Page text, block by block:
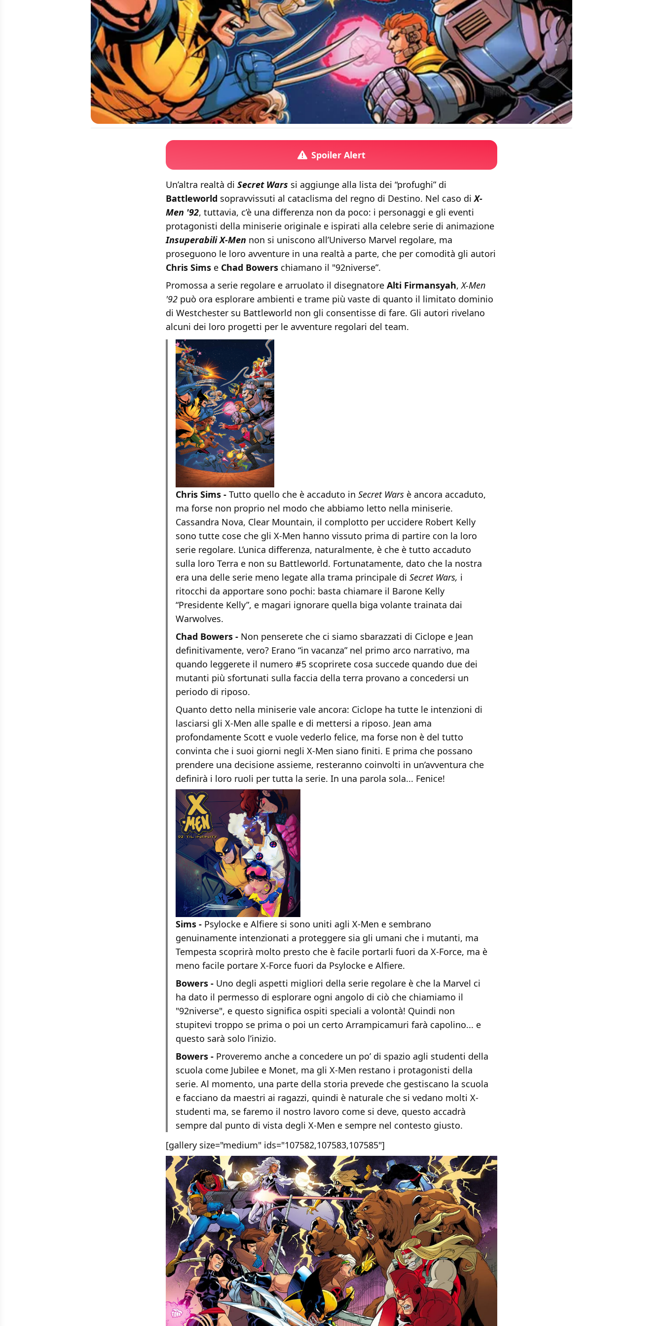
Spoiler Alert
Un’altra realtà di Secret Wars si aggiunge alla lista dei “profughi” di
Battleworld sopravvissuti al cataclisma del regno di Destino. Nel caso diX-
Men '92, tuttavia, c’è una differenza non da poco: i personaggi e gli eventi
protagonisti della miniserie originale e ispirati alla celebre serie di animazione
Insuperabili X-Men non si uniscono all’Universo Marvel regolare, ma
proseguono le loro avventure in una realtà a parte, che per comodità gli autori
Chris Sims e Chad Bowers chiamano il "92niverse”.
Promossa a serie regolare e arruolato il disegnatore Alti Firmansyah,X-Men
'92 può ora esplorare ambienti e trame più vaste di quanto il limitato dominio
di Westchester su Battleworld non gli consentisse di fare. Gli autori rivelano
alcuni dei loro progetti per le avventure regolari del team.
Chris Sims - Tutto quello che è accaduto in Secret Wars è ancora accaduto,
ma forse non proprio nel modo che abbiamo letto nella miniserie.
Cassandra Nova, Clear Mountain, il complotto per uccidere Robert Kelly
sono tutte cose che gli X-Men hanno vissuto prima di partire con la loro
serie regolare. L’unica differenza, naturalmente, è che è tutto accaduto
sulla loro Terra e non su Battleworld. Fortunatamente, dato che la nostra
era una delle serie meno legate alla trama principale di Secret Wars, i
ritocchi da apportare sono pochi: basta chiamare il Barone Kelly
“Presidente Kelly”, e magari ignorare quella biga volante trainata dai
Warwolves.
Chad Bowers - Non penserete che ci siamo sbarazzati di Ciclope e Jean
definitivamente, vero? Erano “in vacanza” nel primo arco narrativo, ma
quando leggerete il numero #5 scoprirete cosa succede quando due dei
mutanti più sfortunati sulla faccia della terra provano a concedersi un
periodo di riposo.
Quanto detto nella miniserie vale ancora: Ciclope ha tutte le intenzioni di
lasciarsi gli X-Men alle spalle e di mettersi a riposo. Jean ama
profondamente Scott e vuole vederlo felice, ma forse non è del tutto
convinta che i suoi giorni negli X-Men siano finiti. E prima che possano
prendere una decisione assieme, resteranno coinvolti in un’avventura che
definirà i loro ruoli per tutta la serie. In una parola sola... Fenice!
Sims - Psylocke e Alfiere si sono uniti agli X-Men e sembrano
genuinamente intenzionati a proteggere sia gli umani che i mutanti, ma
Tempesta scoprirà molto presto che è facile portarli fuori da X-Force, ma è
meno facile portare X-Force fuori da Psylocke e Alfiere.
Bowers - Uno degli aspetti migliori della serie regolare è che la Marvel ci
ha dato il permesso di esplorare ogni angolo di ciò che chiamiamo il
"92niverse", e questo significa ospiti speciali a volontà! Quindi non
stupitevi troppo se prima o poi un certo Arrampicamuri farà capolino... e
questo sarà solo l’inizio.
Bowers - Proveremo anche a concedere un po’ di spazio agli studenti della
scuola come Jubilee e Monet, ma gli X-Men restano i protagonisti della
serie. Al momento, una parte della storia prevede che gestiscano la scuola
e facciano da maestri ai ragazzi, quindi è naturale che si vedano molti X-
studenti ma, se faremo il nostro lavoro come si deve, questo accadrà
sempre dal punto di vista degli X-Men e sempre nel contesto giusto.
[gallery size="medium" ids="107582,107583,107585"]